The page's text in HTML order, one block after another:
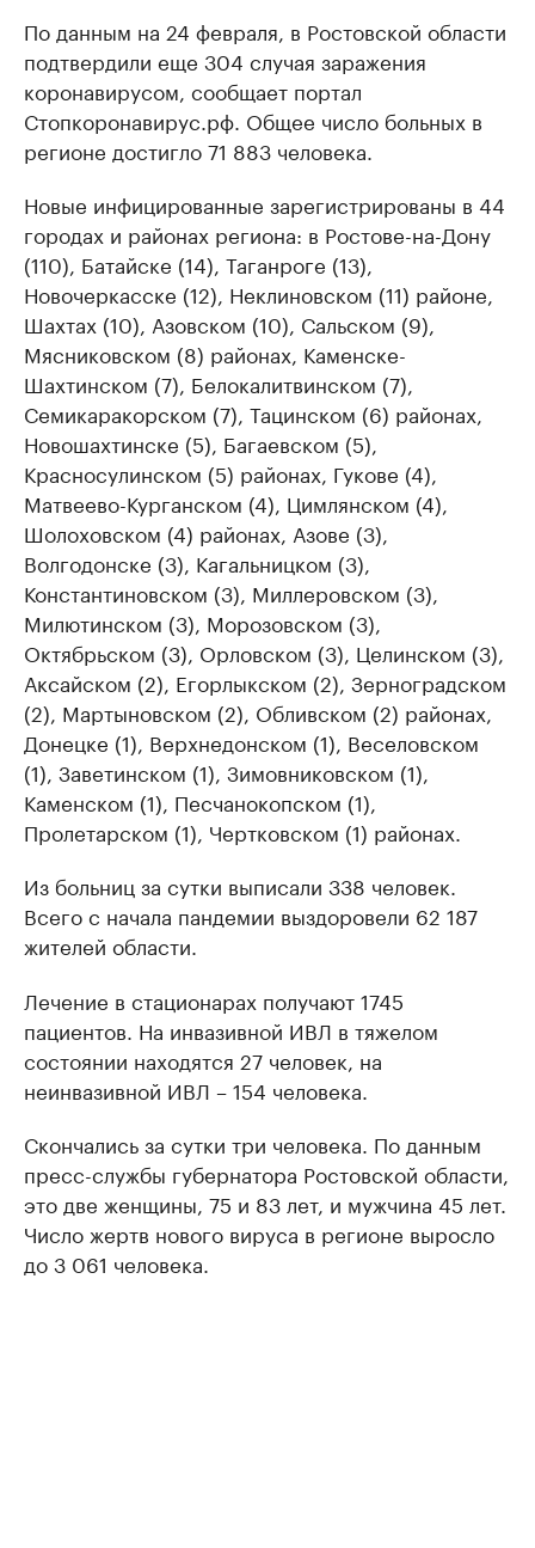
По данным на 24 февраля, в Ростовской области
подтвердили еще 304 случая заражения
коронавирусом, сообщает портал
Стопкоронавирус.рф. Общее число больных в
регионе достигло 71 883 человека.
Новые инфицированные зарегистрированы в 44
городах и районах региона: в Ростове-на-Дону
(110), Батайске (14), Таганроге (13),
Новочеркасске (12), Неклиновском (11) районе,
Шахтах (10), Азовском (10), Сальском (9),
Мясниковском (8) районах, Каменске-
Шахтинском (7), Белокалитвинском (7),
Семикаракорском (7), Тацинском (6) районах,
Новошахтинске (5), Багаевском (5),
Красносулинском (5) районах, Гукове (4),
Матвеево-Курганском (4), Цимлянском (4),
Шолоховском (4) районах, Азове (3),
Волгодонске (3), Кагальницком (3),
Константиновском (3), Миллеровском (3),
Милютинском (3), Морозовском (3),
Октябрьском (3), Орловском (3), Целинском (3),
Аксайском (2), Егорлыкском (2), Зерноградском
(2), Мартыновском (2), Обливском (2) районах,
Донецке (1), Верхнедонском (1), Веселовском
(1), Заветинском (1), Зимовниковском (1),
Каменском (1), Песчанокопском (1),
Пролетарском (1), Чертковском (1) районах.
Из больниц за сутки выписали 338 человек.
Всего с начала пандемии выздоровели 62 187
жителей области.
Лечение в стационарах получают 1745
пациентов. На инвазивной ИВЛ в тяжелом
состоянии находятся 27 человек, на
неинвазивной ИВЛ – 154 человека.
Скончались за сутки три человека. По данным
пресс-службы губернатора Ростовской области,
это две женщины, 75 и 83 лет, и мужчина 45 лет.
Число жертв нового вируса в регионе выросло
до 3 061 человека.